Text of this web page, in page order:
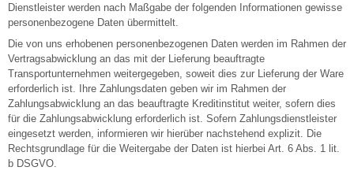
Dienstleister werden nach Maßgabe der folgenden Informationen gewisse
personenbezogene Daten übermittelt.
Die von uns erhobenen personenbezogenen Daten werden im Rahmen der
Vertragsabwicklung an das mit der Lieferung beauftragte
Transportunternehmen weitergegeben, soweit dies zur Lieferung der Ware
erforderlich ist. Ihre Zahlungsdaten geben wir im Rahmen der
Zahlungsabwicklung an das beauftragte Kreditinstitut weiter, sofern dies
für die Zahlungsabwicklung erforderlich ist. Sofern Zahlungsdienstleister
eingesetzt werden, informieren wir hierüber nachstehend explizit. Die
Rechtsgrundlage für die Weitergabe der Daten ist hierbei Art. 6 Abs. 1 lit.
b DSGVO.